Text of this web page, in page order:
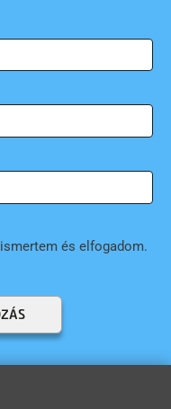
és elfogadom.